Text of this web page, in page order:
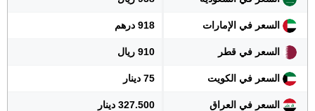
السعر في الإمارات 918 درهم
السعر في قطر 910 ريال
السعر في الكويت 75 دينار
السعر في العراق 327.500 دينار